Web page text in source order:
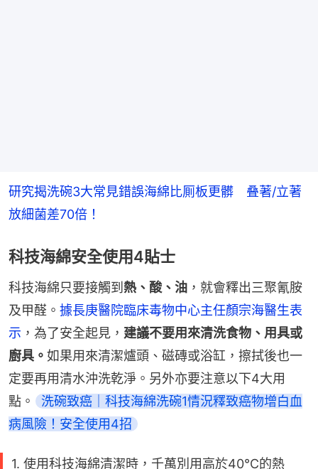
研究揭洗碗3大常見錯誤海綿比厠板更髒　叠著/立著
放細菌差70倍！
科技海綿安全使用4貼士
科技海綿只要接觸到 熱、酸、油 ，就會釋出三聚氰胺
及甲醛。 據長庚醫院臨床毒物中心主任顏宗海醫生表
示 ，為了安全起見， 建議不要用來清洗食物、用具或
廚具。 如果用來清潔爐頭、磁磚或浴缸，擦拭後也一
定要再用清水沖洗乾淨。另外亦要注意以下4大用
點。
洗碗致癌｜科技海綿洗碗1情況釋致癌物增白血
病風險！安全使用4招
1. 使用科技海綿清潔時，千萬別用高於40°C的熱